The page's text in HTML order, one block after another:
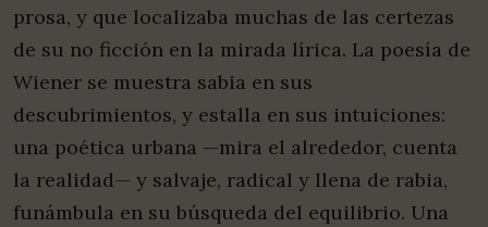
prosa, y que localizaba muchas de las certezas
de su no ficción en la mirada lírica. La poesía de
Wiener se muestra sabia en sus
descubrimientos, y estalla en sus intuiciones:
una poética urbana —mira el alrededor, cuenta
la realidad— y salvaje, radical y llena de rabia,
funámbula en su búsqueda del equilibrio. Una